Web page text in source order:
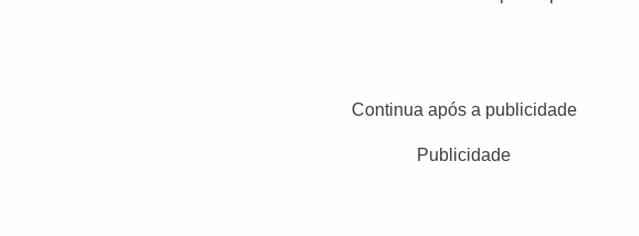
Continua após a publicidade
Publicidade